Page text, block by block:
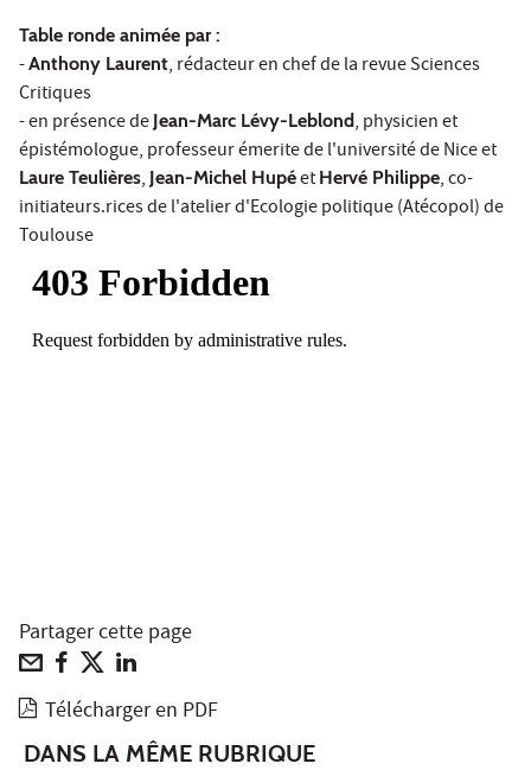
Table ronde animée par :
-Anthony Laurent, rédacteur en chef de la revue Sciences
Critiques
- en présence de Jean-Marc Lévy-Leblond, physicien et
épistémologue, professeur émerite de l'université de Nice et
Laure Teulières, Jean-Michel Hupéet Hervé Philippe, co-
initiateurs.rices de l'atelier d'Ecologie politique (Atécopol) de
Toulouse
Partager cette page
Télécharger en PDF
DANS LA MÊME RUBRIQUE